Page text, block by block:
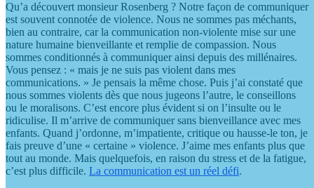
Qu’a découvert monsieur Rosenberg ? Notre façon de communiquer
est souvent connotée de violence. Nous ne sommes pas méchants,
bien au contraire, car la communication non-violente mise sur une
nature humaine bienveillante et remplie de compassion. Nous
sommes conditionnés à communiquer ainsi depuis des millénaires.
Vous pensez : « mais je ne suis pas violent dans mes
communications. » Je pensais la même chose. Puis j’ai constaté que
nous sommes violents dès que nous jugeons l’autre, le conseillons
ou le moralisons. C’est encore plus évident si on l’insulte ou le
ridiculise. Il m’arrive de communiquer sans bienveillance avec mes
enfants. Quand j’ordonne, m’impatiente, critique ou hausse-le ton, je
fais preuve d’une « certaine » violence. J’aime mes enfants plus que
tout au monde. Mais quelquefois, en raison du stress et de la fatigue,
c’est plus difficile. La communication est un réel défi.